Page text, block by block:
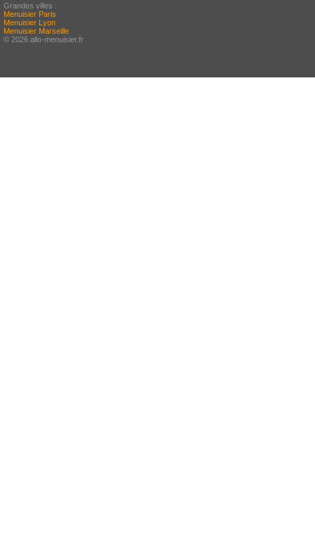
Grandes villes :
Menuisier Paris
Menuisier Lyon
Menuisier Marseille
© 2026 allo-menuisier.fr